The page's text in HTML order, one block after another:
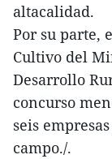
altacalidad.
Por su parte,
Cultivo del
Desarrollo
concurso
seis
campo./.